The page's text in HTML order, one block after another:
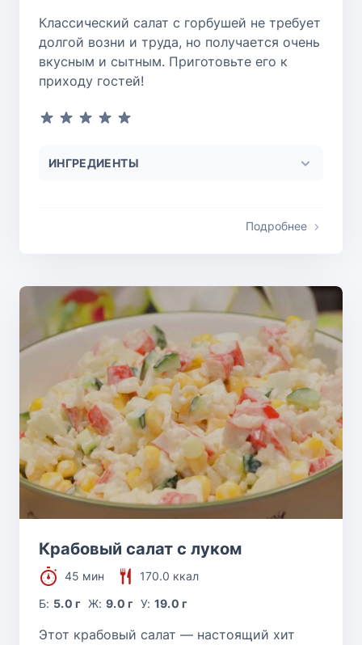
Классический салат с горбушей не требует
долгой возни и труда, но получается очень
вкусным и сытным. Приготовьте его к
приходу гостей!
ИНГРЕДИЕНТЫ
Подробнее
Крабовый салат с луком
45 мин
170.0 ккал
Б: 5.0 г Ж: 9.0 г У: 19.0 г
Этот крабовый салат — настоящий хит